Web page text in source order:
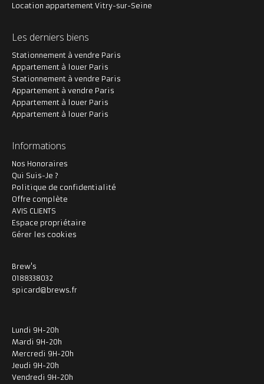
Location appartement Vitry-sur-Seine
Les derniers biens
Stationnement à vendre Paris
Appartement à louer Paris
Stationnement à vendre Paris
Appartement à vendre Paris
Appartement à louer Paris
Appartement à louer Paris
Informations
Nos Honoraires
Qui Suis-Je ?
Politique de confidentialité
Offre complète
AVIS CLIENTS
Espace propriétaire
Gérer les cookies
Brew's
0188338032
spicard@brews.fr
Lundi 9H-20h
Mardi 9H-20h
Mercredi 9H-20h
Jeudi 9H-20h
Vendredi 9H-20h